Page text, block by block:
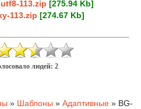
113.zip [275.94 Kb]
113.zip [274.67 Kb]
людей: 2
» Шаблоны » Адаптивные » BG-